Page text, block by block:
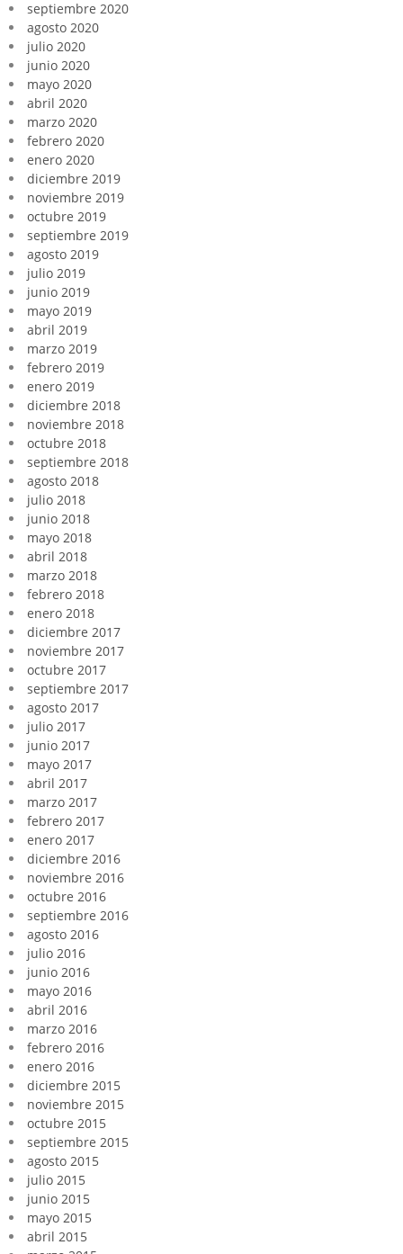
septiembre 2020
agosto 2020
julio 2020
junio 2020
mayo 2020
abril 2020
marzo 2020
febrero 2020
enero 2020
diciembre 2019
noviembre 2019
octubre 2019
septiembre 2019
agosto 2019
julio 2019
junio 2019
mayo 2019
abril 2019
marzo 2019
febrero 2019
enero 2019
diciembre 2018
noviembre 2018
octubre 2018
septiembre 2018
agosto 2018
julio 2018
junio 2018
mayo 2018
abril 2018
marzo 2018
febrero 2018
enero 2018
diciembre 2017
noviembre 2017
octubre 2017
septiembre 2017
agosto 2017
julio 2017
junio 2017
mayo 2017
abril 2017
marzo 2017
febrero 2017
enero 2017
diciembre 2016
noviembre 2016
octubre 2016
septiembre 2016
agosto 2016
julio 2016
junio 2016
mayo 2016
abril 2016
marzo 2016
febrero 2016
enero 2016
diciembre 2015
noviembre 2015
octubre 2015
septiembre 2015
agosto 2015
julio 2015
junio 2015
mayo 2015
abril 2015